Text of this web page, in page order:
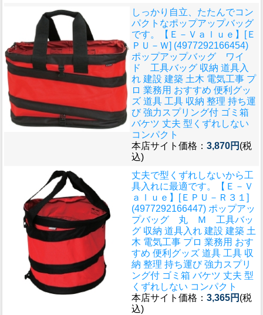
しっかり自立、たたんでコン
パクトなポップアップバッグ
です。
【Ｅ－Ｖａｌｕｅ】[Ｅ
ＰＵ－Ｗ] (4977292166454)
ポップアップバッグ ワイ
ド 工具バッグ 収納 道具入
れ 建設 建築 土木 電気工事 プ
ロ 業務用 おすすめ 便利グッ
ズ 道具 工具 収納 整理 持ち運
び 強力スプリング付 ゴミ箱
バケツ 丈夫 型くずれしない
コンパクト
本店サイト価格： 3,870円 (税
込)
丈夫で型くずれしないから工
具入れに最適です。
【Ｅ－Ｖ
ａｌｕｅ】[ＥＰＵ－Ｒ３１]
(4977292166447) ポップアッ
プバッグ 丸 Ｍ 工具バッ
グ 収納 道具入れ 建設 建築 土
木 電気工事 プロ 業務用 おす
すめ 便利グッズ 道具 工具 収
納 整理 持ち運び 強力スプリ
ング付 ゴミ箱 バケツ 丈夫 型
くずれしない コンパクト
本店サイト価格： 3,365円 (税
込)